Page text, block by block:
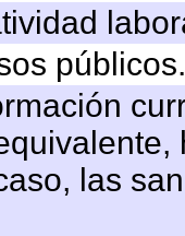
públicos.
las